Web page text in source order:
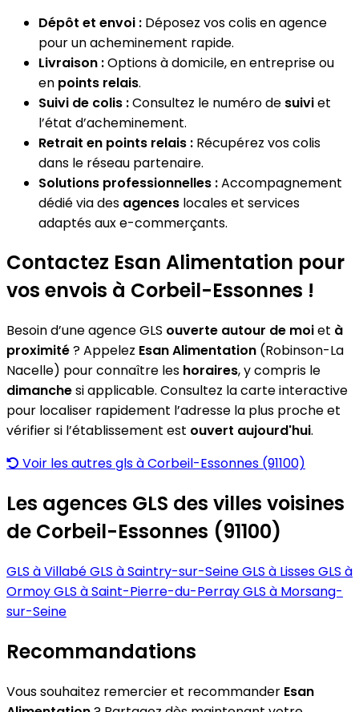
Dépôt et envoi : Déposez vos colis en agence
pour un acheminement rapide.
Livraison :Options à domicile, en entreprise ou
en points relais.
Suivi de colis :Consultez le numéro de suiviet
l’état d’acheminement.
Retrait en points relais : Récupérez vos colis
dans le réseau partenaire.
Solutions professionnelles :Accompagnement
dédié via des agences locales et services
adaptés aux e-commerçants.
Contactez Esan Alimentation pour
vos envois à Corbeil-Essonnes !
Besoin d’une agence GLS ouverte autour de moiet à
proximité? Appelez Esan Alimentation (Robinson-La
Nacelle) pour connaître les horaires, y compris le
dimanchesi applicable. Consultez la carte interactive
pour localiser rapidement l’adresse la plus proche et
vérifier si l’établissement est ouvert aujourd'hui.
Voir les autres gls à Corbeil-Essonnes (91100)
Les agences GLS des villes voisines
de Corbeil-Essonnes (91100)
GLS à VillabéGLS à Saintry-sur-SeineGLS à LissesGLS à
OrmoyGLS à Saint-Pierre-du-PerrayGLS à Morsang-
sur-Seine
Recommandations
Vous souhaitez remercier et recommander Esan